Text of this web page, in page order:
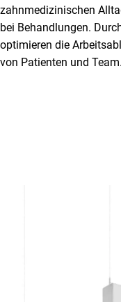
zahnmedizinischen
bei Behandlungen.
optimieren die
von Patienten und Team.